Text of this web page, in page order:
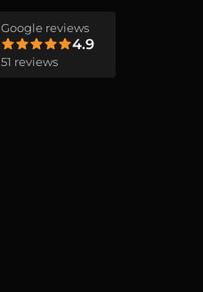
Google reviews
4.9
51 reviews